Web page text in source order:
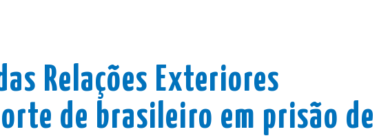
Relações Exteriores
de brasileiro em prisão de